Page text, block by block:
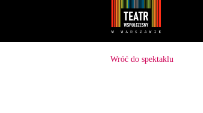
Wróć do spektaklu